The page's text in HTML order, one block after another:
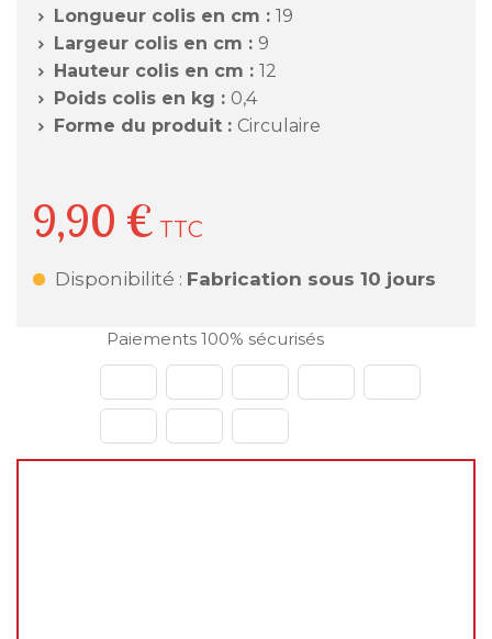
 Longueur colis en cm : 19
 Largeur colis en cm : 9
 Hauteur colis en cm : 12
 Poids colis en kg : 0,4
 Forme du produit : Circulaire
9,90 € TTC
Disponibilité : Fabrication sous 10 jours
Paiements 100% sécurisés